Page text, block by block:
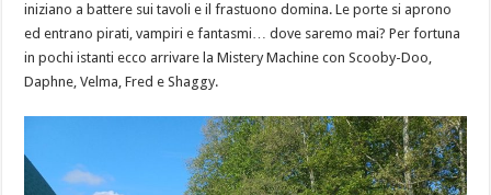
iniziano a battere sui tavoli e il frastuono domina. Le porte si aprono
ed entrano pirati, vampiri e fantasmi… dove saremo mai? Per fortuna
in pochi istanti ecco arrivare la Mistery Machine con Scooby-Doo,
Daphne, Velma, Fred e Shaggy.